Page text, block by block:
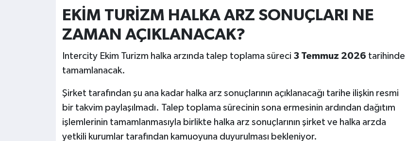
EKİM TURİZM HALKA ARZ SONUÇLARI NE
ZAMAN AÇIKLANACAK?
Intercity Ekim Turizm halka arzında talep toplama süreci 3 Temmuz 2026 tarihinde
tamamlanacak.
Şirket tarafından şu ana kadar halka arz sonuçlarının açıklanacağı tarihe ilişkin resmi
bir takvim paylaşılmadı. Talep toplama sürecinin sona ermesinin ardından dağıtım
işlemlerinin tamamlanmasıyla birlikte halka arz sonuçlarının şirket ve halka arzda
yetkili kurumlar tarafından kamuoyuna duyurulması bekleniyor.